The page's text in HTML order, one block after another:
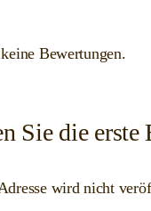
Bewertungen.
Sie die
wird nicht